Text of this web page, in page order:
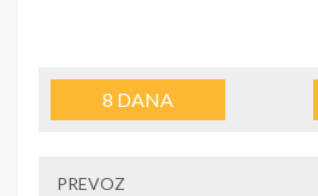
8 DANA
PREVOZ